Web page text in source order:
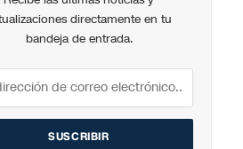
directamente en tu
bandeja de entrada.